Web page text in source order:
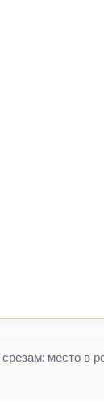
место в